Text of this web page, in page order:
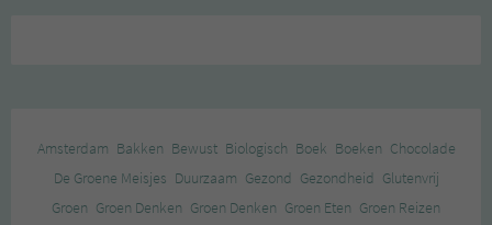
Amsterdam Bakken Bewust Biologisch Boek Boeken Chocolade
De Groene Meisjes Duurzaam Gezond Gezondheid Glutenvrij
Groen Groen Denken Groen Denken Groen Eten Groen Reizen